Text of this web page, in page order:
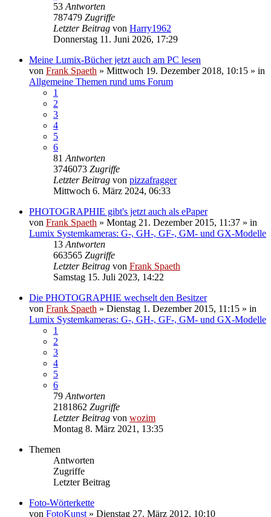
53 Antworten
787479 Zugriffe
Letzter Beitrag von Harry1962
Donnerstag 11. Juni 2026, 17:29
Meine Lumix-Bücher jetzt auch am PC lesen
von Frank Spaeth » Mittwoch 19. Dezember 2018, 10:15 » in
Allgemeine Themen rund ums Forum
1
2
3
4
5
6
81 Antworten
3746073 Zugriffe
Letzter Beitrag von pizzafragger
Mittwoch 6. März 2024, 06:33
PHOTOGRAPHIE gibt's jetzt auch als ePaper
von Frank Spaeth » Montag 21. Dezember 2015, 11:37 » in
Lumix Systemkameras: G-, GH-, GF-, GM- und GX-Modelle
13 Antworten
663565 Zugriffe
Letzter Beitrag von Frank Spaeth
Samstag 15. Juli 2023, 14:22
Die PHOTOGRAPHIE wechselt den Besitzer
von Frank Spaeth » Dienstag 1. Dezember 2015, 11:15 » in
Lumix Systemkameras: G-, GH-, GF-, GM- und GX-Modelle
1
2
3
4
5
6
79 Antworten
2181862 Zugriffe
Letzter Beitrag von wozim
Montag 8. März 2021, 13:35
Themen
Antworten
Zugriffe
Letzter Beitrag
Foto-Wörterkette
von FotoKunst » Dienstag 27. März 2012, 10:10